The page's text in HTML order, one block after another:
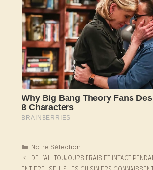
Catégories
Notre Sélection
DE L’AIL TOUJOURS FRAIS ET INTACT